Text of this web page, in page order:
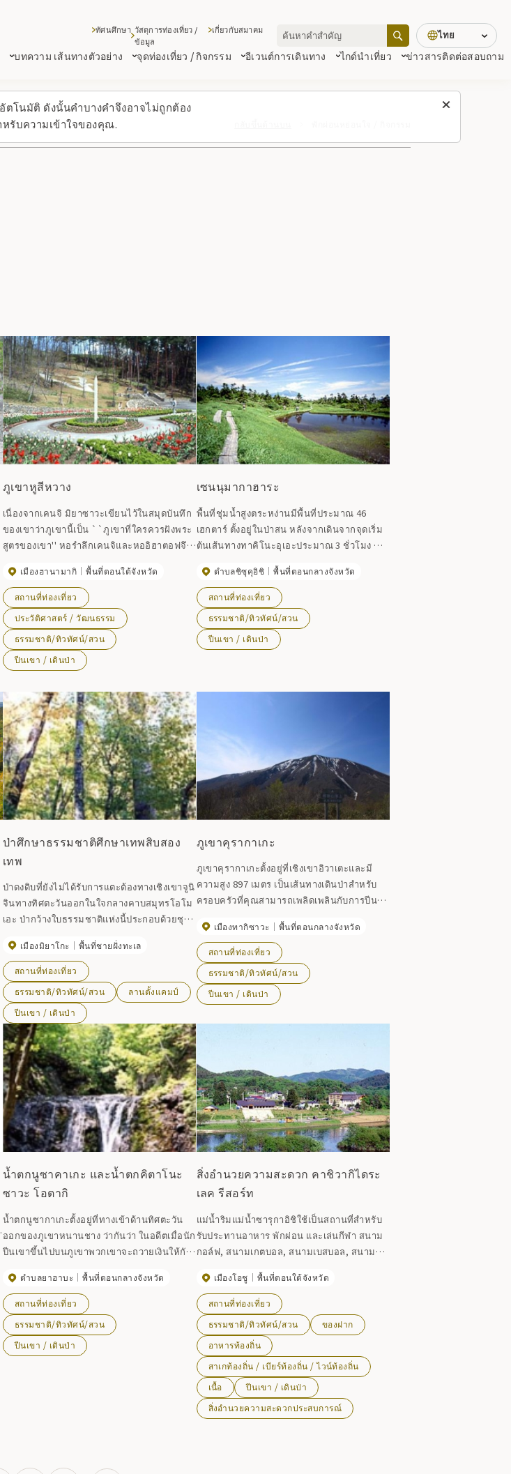
โนมัติ ดังนั้นคำบางคำจึงอาจไม่ถูกต้อง
รับความเข้าใจของคุณ.
บทความ เส้นทางตัวอย่าง จุดท่องเที่ยว / กิจกรรม อีเวนต์การเดินทาง ไกด์นำเที่ยว ข่าวสารติดต่อสอบถาม
ทัศนศึกษา วัสดุการท่องเที่ยว /
ข้อมูล
เกี่ยวกับสมาคม ไทย
ภูเขาหูสีหวาง
เนื่องจากเคนจิ มิยาซาวะเขียนไว้ในสมุดบันทึก
ของเขาว่าภูเขานี้เป็น ``ภูเขาที่ใครควรฝังพระ
สูตรของเขา'' หอรำลึกเคนจิและหออิฮาตอฟจึง
ที่เคนจิมีความลึกที่สุด การเชื่อมต่อ. เคนจิเขียน
บทกวีเกี่ยวกับ Hu Shiwang และยังกล่าวถึง Mt.
Hu Shiwang ในบทกวีวรรณกรรม `` The Hill ''
ที่ยังเขียนไม่เสร็จ
เมืองฮานามากิ พื้นที่ตอนใต้จังหวัด
สถานที่ท่องเที่ยว
ประวัติศาสตร์ / วัฒนธรรม
ธรรมชาติ/ทิวทัศน์/สวน
ปีนเขา / เดินป่า
เซนนุมากาฮาระ
พื้นที่ชุ่มน้ำสูงตระหง่านมีพื้นที่ประมาณ 46
เฮกตาร์ ตั้งอยู่ในป่าสน หลังจากเดินจากจุดเริ่ม
ต้นเส้นทางทาคิโนะอุเอะประมาณ 3 ชั่วโมง คุณ
กระจายอยู่ทั่วไป มันมีคุณค่าเนื่องจากมีขนาด
ใหญ่และยังคงสภาพดั้งเดิมไว้ และยังเป็นที่ตั้ง
ของพืชบนเทือกเขาแอลป์อันอุดมสมบูรณ์อีก
ด้วย
ตำบลชิซุคุอิชิ พื้นที่ตอนกลางจังหวัด
สถานที่ท่องเที่ยว
ธรรมชาติ/ทิวทัศน์/สวน
ปีนเขา / เดินป่า
ป่าศึกษาธรรมชาติศึกษาเทพสิบสอง
เทพ
ป่าดงดิบที่ยังไม่ได้รับการแตะต้องทางเชิงเขาจูนิ
จินทางทิศตะวันออกในใจกลางคาบสมุทรโอโม
เอะ ป่ากว้างใบธรรมชาติแห่งนี้ประกอบด้วยชุม
150 ถึง 300 ปี ได้รับการกล่าวขานว่าเป็นป่าที่
เป็นธรรมชาติมากที่สุดในพื้นที่ โดยประกอบ
ด้วยต้นโอ๊ก ต้นวอลนัทญี่ปุ่น ต้นเซลโควายักษ์
และต้นเกาลัดม้า ซึ่งมีเส้นผ่านศูนย์กลาง
มากกว่า 1 เมตร ป่าไม้เป็นที่อยู่อาศัยของพืช
และสัตว์หลายชนิด “ป่าต้นบีชถึงป่าไผ่” บน
ภูเขาจูซันจินเป็นป่าดึกดำบรรพ์แห่งเดียวใน
ญี่ปุ่นที่เป็นตัวแทนของเขตชายฝั่งแปซิฟิกที่เย็น
สบาย ซึ่งตรงกันข้ามกับเทือกเขาชิราคามิ-ซันจิ
ที่รู้จักในฐานะป่าดึกดำบรรพ์ของชุมชนต้นบีช
และไผ่ญี่ปุ่น ที่เป็นตัวแทนของเขตอากาศเย็น
สบายตามแนวชายฝั่งทะเลญี่ปุ่น *สวน
สาธารณะปิดเนื่องจากผลกระทบของพายุไต้ฝุ่น
ตั้งแต่เดือนกรกฎาคม 2024 ถนนจากชิเงโมเอะ
ที่มุ่งไปยังสวนแรกได้รับการบูรณะแล้ว แต่ถนน
บูรณะ ดังนั้นจึงไม่สามารถสัญจรได้
เมืองมิยาโกะ พื้นที่ชายฝั่งทะเล
สถานที่ท่องเที่ยว
ธรรมชาติ/ทิวทัศน์/สวน
ลานตั้งแคมป์
ปีนเขา / เดินป่า
ภูเขาคุรากาเกะ
ภูเขาคุรากาเกะตั้งอยู่ที่เชิงเขาอิวาเตะและมี
ความสูง 897 เมตร เป็นเส้นทางเดินป่าสำหรับ
ครอบครัวที่คุณสามารถเพลิดเพลินกับการปีน
วะชื่นชอบ และมีอนุสาวรีย์บทกวีของเขา ``คุ
รากาเกะ โนะ ยูกิ'' อยู่ข้างลานจอดรถ รัฐบาล
กำหนดให้ภูเขาคุรากาเกะเป็นจุดชมวิวในอิฮา
ตอฟ และรูปลักษณ์จะเปลี่ยนไปอย่างน่าทึ่งใน
แต่ละฤดูกาล: ฤดูใบไม้ผลิ ฤดูร้อน ฤดูใบไม้ร่วง
อิวาเตะจากยอดเขา
เมืองทากิซาวะ พื้นที่ตอนกลางจังหวัด
สถานที่ท่องเที่ยว
ธรรมชาติ/ทิวทัศน์/สวน
ปีนเขา / เดินป่า
น้ำตกนูซาคาเกะ และน้ำตกคิตาโนะ
ซาวะ โอตากิ
น้ำตกนูซากาเกะตั้งอยู่ที่ทางเข้าด้านทิศตะวัน
ออกของภูเขาหนานชาง ว่ากันว่า ในอดีตเมื่อนัก
ปีนเขาขึ้นไปบนภูเขาพวกเขาจะถวายเงินให้กับ
น้ำตกแห่งนี้มีความสูง 7 ม. กว้าง 4.5 ม. และดู
เหมือนว่าจะมีสองชั้น มีทางเดินเลียบแม่น้ำไป
จนถึงแอ่งน้ำตก ต้นน้ำคือน้ำตกคิตาโนะซาวะซึ่ง
มีความสูง 13 เมตรและกว้าง 3 เมตร
ตำบลยาฮาบะ พื้นที่ตอนกลางจังหวัด
สถานที่ท่องเที่ยว
ธรรมชาติ/ทิวทัศน์/สวน
ปีนเขา / เดินป่า
สิ่งอำนวยความสะดวก คาชิวากิไดระ
เลค รีสอร์ท
แม่น้ำริมแม่น้ำซารุกาอิชิใช้เป็นสถานที่สำหรับ
รับประทานอาหาร พักผ่อน และเล่นกีฬา สนาม
กอล์ฟ, สนามเกตบอล, สนามเบสบอล, สนาม
เมืองโอชู พื้นที่ตอนใต้จังหวัด
สถานที่ท่องเที่ยว
ธรรมชาติ/ทิวทัศน์/สวน
ของฝาก
อาหารท้องถิ่น
สาเกท้องถิ่น / เบียร์ท้องถิ่น / ไวน์ท้องถิ่น
เนื้อ
ปีนเขา / เดินป่า
สิ่งอำนวยความสะดวกประสบการณ์